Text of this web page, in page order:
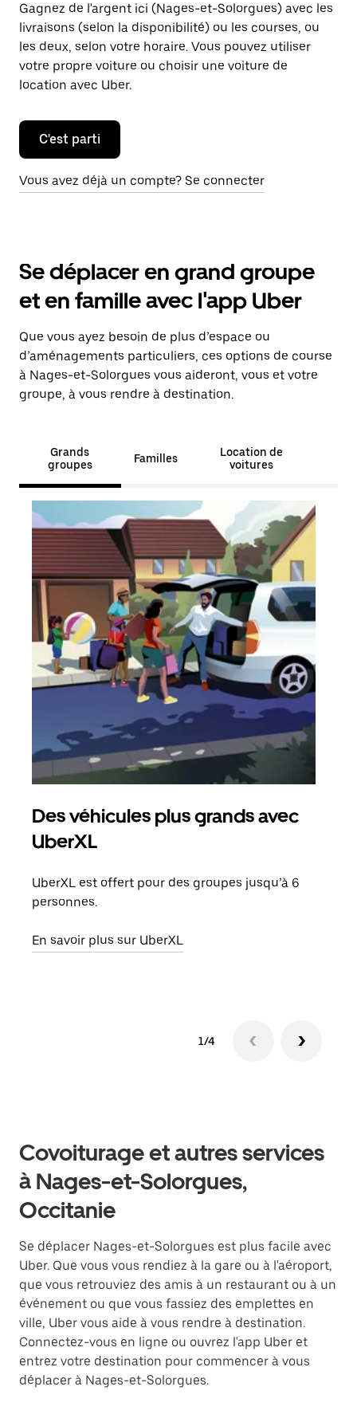
Gagnez de l'argent ici (Nages-et-Solorgues) avec les
livraisons (selon la disponibilité) ou les courses, ou
les deux, selon votre horaire. Vous pouvez utiliser
votre propre voiture ou choisir une voiture de
location avec Uber.
C'est parti
Vous avez déjà un compte? Se connecter
Se déplacer en grand groupe
et en famille avec l'app Uber
Que vous ayez besoin de plus d’espace ou
d’aménagements particuliers, ces options de course
à Nages-et-Solorgues vous aideront, vous et votre
groupe, à vous rendre à destination.
Grands
groupes
Familles
Location de
voitures
Des véhicules plus grands avec
UberXL
UberXL est offert pour des groupes jusqu’à 6
personnes.
En savoir plus sur UberXL
1/4
Covoiturage et autres services
à Nages-et-Solorgues,
Occitanie
Se déplacer Nages-et-Solorgues est plus facile avec
Uber. Que vous vous rendiez à la gare ou à l'aéroport,
que vous retrouviez des amis à un restaurant ou à un
événement ou que vous fassiez des emplettes en
ville, Uber vous aide à vous rendre à destination.
Connectez-vous en ligne ou ouvrez l'app Uber et
entrez votre destination pour commencer à vous
déplacer à Nages-et-Solorgues.